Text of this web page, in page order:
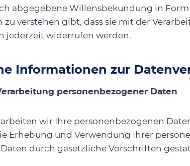
abgegebene Willensbekundung in
zu verstehen gibt, dass sie mit der
jederzeit widerrufen werden.
Informationen zur
personenbezogener Daten
wir Ihre personenbezogenen
Erhebung und Verwendung Ihrer
durch gesetzliche Vorschriften